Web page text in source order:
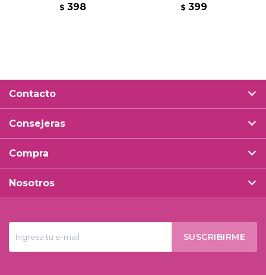
$ 398 $ 399
SUSCRIBIRME
Contacto
Consejeras
Compra
Nosotros